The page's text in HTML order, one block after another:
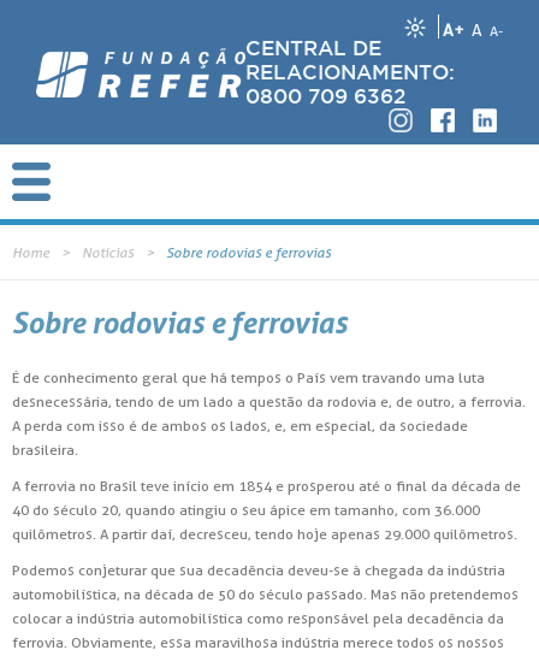
A+ A A-
CENTRAL DE
RELACIONAMENTO:
0800 709 6362
Home Notícias Sobre rodovias e ferrovias
Sobre rodovias e ferrovias
É de conhecimento geral que há tempos o País vem travando uma luta
desnecessária, tendo de um lado a questão da rodovia e, de outro, a ferrovia.
A perda com isso é de ambos os lados, e, em especial, da sociedade
brasileira.
A ferrovia no Brasil teve início em 1854 e prosperou até o final da década de
40 do século 20, quando atingiu o seu ápice em tamanho, com 36.000
quilômetros. A partir daí, decresceu, tendo hoje apenas 29.000 quilômetros.
Podemos conjeturar que sua decadência deveu-se à chegada da indústria
automobilística, na década de 50 do século passado. Mas não pretendemos
colocar a indústria automobilística como responsável pela decadência da
ferrovia. Obviamente, essa maravilhosa indústria merece todos os nossos